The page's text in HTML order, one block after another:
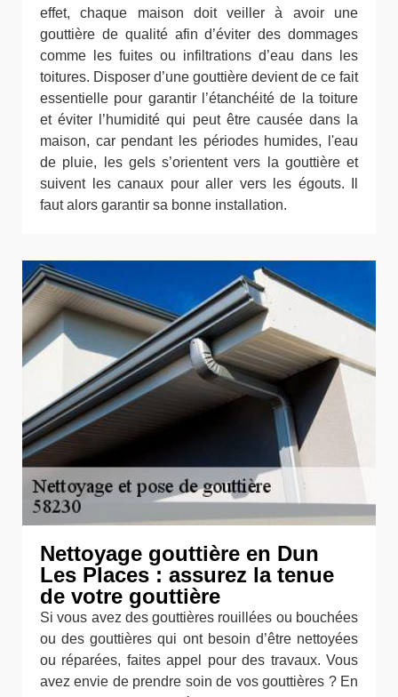
effet, chaque maison doit veiller à avoir une
gouttière de qualité afin d’éviter des dommages
comme les fuites ou infiltrations d’eau dans les
toitures. Disposer d’une gouttière devient de ce fait
essentielle pour garantir l’étanchéité de la toiture
et éviter l’humidité qui peut être causée dans la
maison, car pendant les périodes humides, l'eau
de pluie, les gels s’orientent vers la gouttière et
suivent les canaux pour aller vers les égouts. Il
faut alors garantir sa bonne installation.
Nettoyage gouttière en Dun
Les Places : assurez la tenue
de votre gouttière
Si vous avez des gouttières rouillées ou bouchées
ou des gouttières qui ont besoin d’être nettoyées
ou réparées, faites appel pour des travaux. Vous
avez envie de prendre soin de vos gouttières ? En